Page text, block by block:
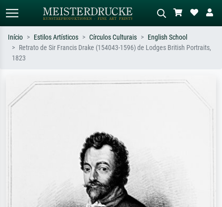
ex: Monet, Noite Estrelada,
impressionismo, onda de Hokusai, nu.
abstrato com muito vermelho, pintura
Início Estilos Artísticos Círculos Culturais
English School
Retrato de Sir Francis Drake (154043-1596) de Lodges British Portraits,
1823